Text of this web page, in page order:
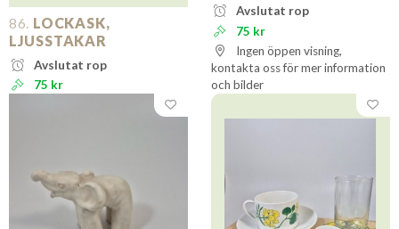
86. LOCKASK,
LJUSSTAKAR
Avslutat rop
75 kr
Avslutat rop
75 kr
Ingen öppen visning,
kontakta oss för mer information
och bilder